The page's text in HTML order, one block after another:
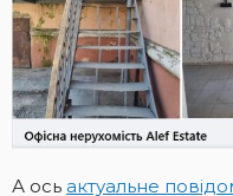
А ось актуальне